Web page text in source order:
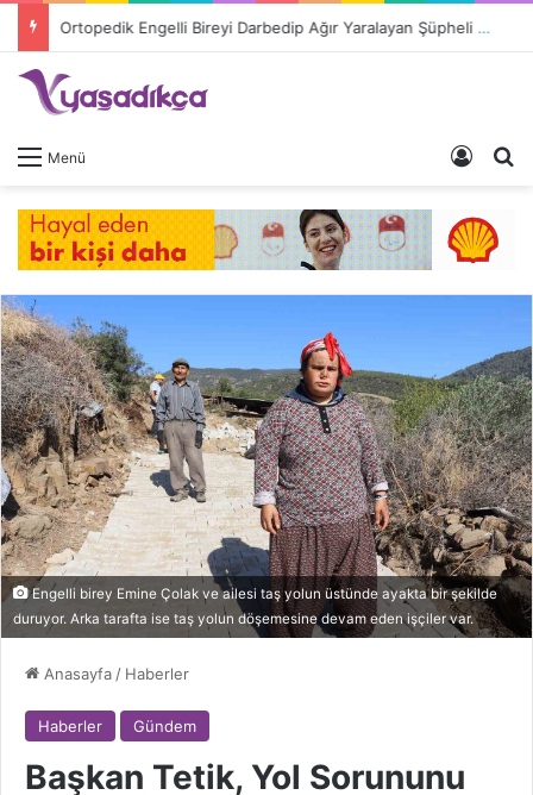
Ortopedik Engelli Bireyi Darbedip Ağır Yaralayan Şüpheli Tutuklandı
Menü Giriş
Engelli birey Emine Çolak ve ailesi taş yolun üstünde ayakta bir şekilde
duruyor. Arka tarafta ise taş yolun döşemesine devam eden işçiler var.
Anasayfa / Haberler
Haberler Gündem
Başkan Tetik, Yol Sorununu